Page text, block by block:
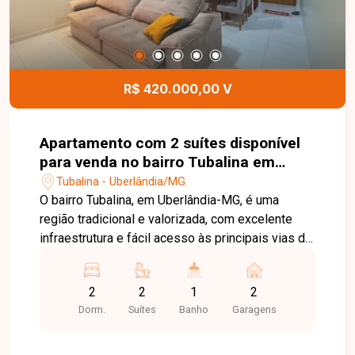
lar aconchegante em uma localização
privilegiada. Entre em contato com a Delta
Imóveis e agende sua visita. Nossa equipe está
pronta para apresentar todos os detalhes deste
imóvel e ajudar você a encontrar o imóvel ideal
para morar ou investir.
R$ 420.000,00 V
Apartamento com 2 suítes disponível
para venda no bairro Tubalina em
Uberlândia-MG
Tubalina - Uberlândia/MG
O bairro Tubalina, em Uberlândia-MG, é uma
região tradicional e valorizada, com excelente
infraestrutura e fácil acesso às principais vias da
farmácias, restaurantes e diversos comércios,
oferece praticidade, conforto e qualidade de vida
para toda a família. Apartamento com
2
Dorm.
2
Suítes
1
Banho
2
Garagens